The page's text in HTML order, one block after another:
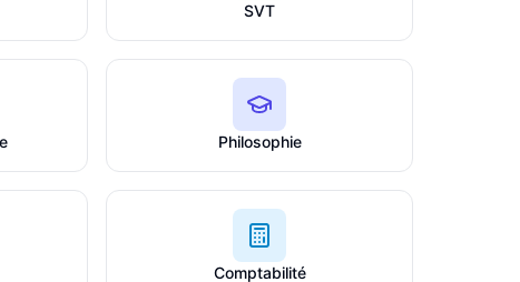
SVT
Philosophie
Comptabilité